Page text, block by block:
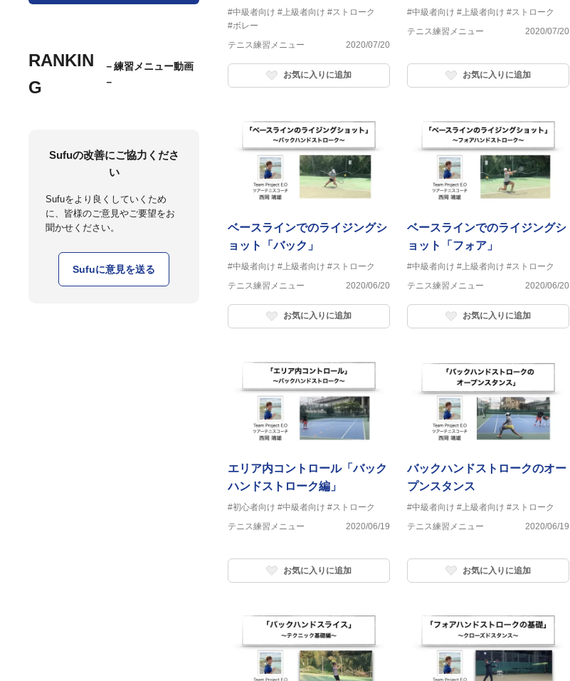
RANKIN
G
－練習メニュー動画
－
Sufuの改善にご協力くださ
い
Sufuをより良くしていくため
に、皆様のご意見やご要望をお
聞かせください。
Sufuに意見を送る
#中級者向け #上級者向け #ストローク
#ボレー
テニス練習メニュー
2020/07/20
お気に入りに追加
#中級者向け #上級者向け #ストローク
テニス練習メニュー
2020/07/20
お気に入りに追加
ベースラインでのライジングシ
ョット「バック」
#中級者向け #上級者向け #ストローク
テニス練習メニュー
2020/06/20
お気に入りに追加
ベースラインでのライジングシ
ョット「フォア」
#中級者向け #上級者向け #ストローク
テニス練習メニュー
2020/06/20
お気に入りに追加
エリア内コントロール「バック
ハンドストローク編」
#初心者向け #中級者向け #ストローク
テニス練習メニュー
2020/06/19
お気に入りに追加
バックハンドストロークのオー
プンスタンス
#中級者向け #上級者向け #ストローク
テニス練習メニュー
2020/06/19
お気に入りに追加